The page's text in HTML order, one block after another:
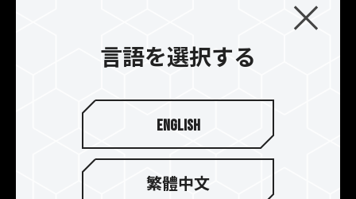
熱性能
T-FORCE DARK Z DDR4ゲーム用メモリのまった
く新しい冷却モジュールは、完全な保護と放熱性
能向上のために設計されました。ヒートスプレッ
言語を選択する
English
繁體中文